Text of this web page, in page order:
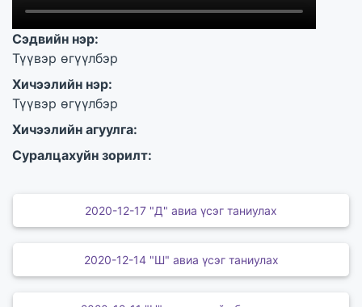
Сэдвийн нэр:
Түүвэр өгүүлбэр
Хичээлийн нэр:
Түүвэр өгүүлбэр
Хичээлийн агуулга:
Суралцахуйн зорилт:
2020-12-17 "Д" авиа үсэг таниулах
2020-12-14 "Ш" авиа үсэг таниулах